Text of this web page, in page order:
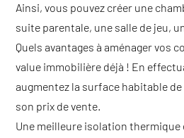
Ainsi, vous pouvez créer une
suite parentale, une salle de jeu,
Quels avantages à aménager vos
value immobilière déjà ! En
augmentez la surface habitable
son prix de vente.
Une meilleure isolation thermique